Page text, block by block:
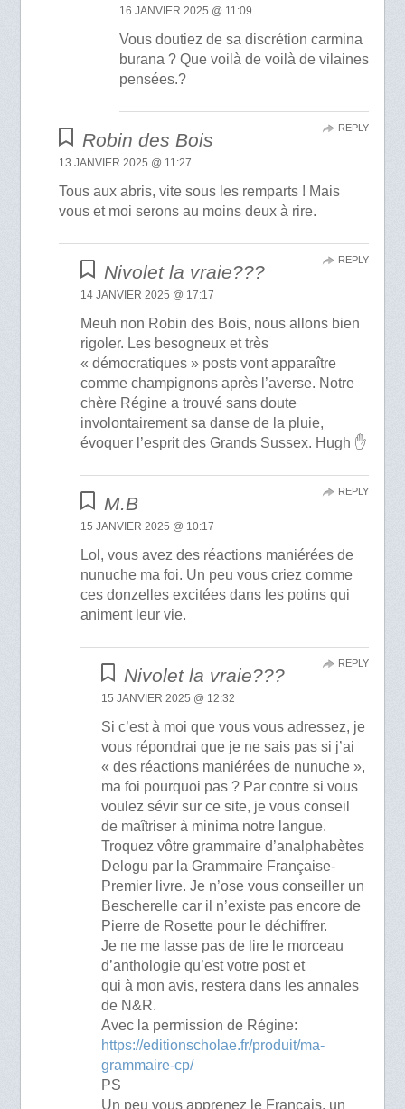
16 JANVIER 2025 @ 11:09
Vous doutiez de sa discrétion carmina
burana ? Que voilà de voilà de vilaines
pensées.?
Robin des Bois
13 JANVIER 2025 @ 11:27
Tous aux abris, vite sous les remparts ! Mais
vous et moi serons au moins deux à rire.
REPLY
Nivolet la vraie???
14 JANVIER 2025 @ 17:17
Meuh non Robin des Bois, nous allons bien
rigoler. Les besogneux et très
« démocratiques » posts vont apparaître
comme champignons après l’averse. Notre
chère Régine a trouvé sans doute
involontairement sa danse de la pluie,
évoquer l’esprit des Grands Sussex. Hugh ✋
REPLY
M.B
15 JANVIER 2025 @ 10:17
Lol, vous avez des réactions maniérées de
nunuche ma foi. Un peu vous criez comme
ces donzelles excitées dans les potins qui
animent leur vie.
REPLY
Nivolet la vraie???
15 JANVIER 2025 @ 12:32
Si c’est à moi que vous vous adressez, je
vous répondrai que je ne sais pas si j’ai
« des réactions maniérées de nunuche »,
ma foi pourquoi pas ? Par contre si vous
voulez sévir sur ce site, je vous conseil
de maîtriser à minima notre langue.
Troquez vôtre grammaire d’analphabètes
Delogu par la Grammaire Française-
Premier livre. Je n’ose vous conseiller un
Bescherelle car il n’existe pas encore de
Pierre de Rosette pour le déchiffrer.
Je ne me lasse pas de lire le morceau
d’anthologie qu’est votre post et
qui à mon avis, restera dans les annales
de N&R.
Avec la permission de Régine:
https://editionscholae.fr/produit/ma-
grammaire-cp/
PS
Un peu vous apprenez le Français, un
REPLY